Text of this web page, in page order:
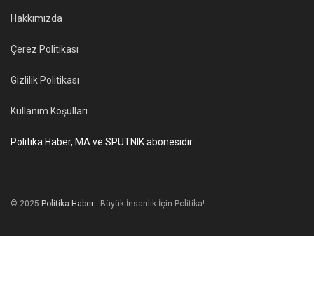
Hakkımızda
Çerez Politikası
Gizlilik Politikası
Kullanım Koşulları
Politika Haber, MA ve SPUTNIK abonesidir.
© 2025 Politika Haber - Büyük İnsanlık İçin Politika!